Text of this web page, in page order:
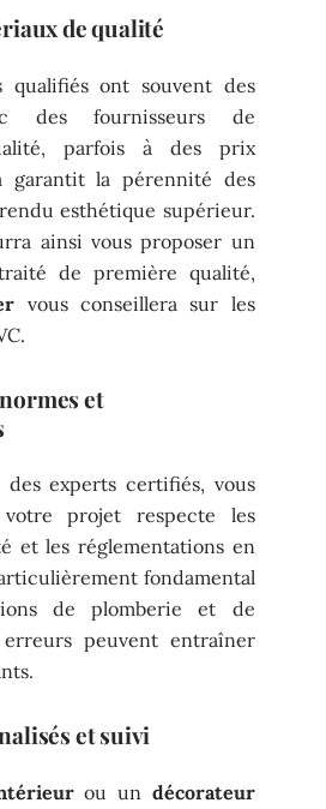
de qualité
qualifiés ont souvent des
des fournisseurs de
parfois à des prix
garantit la pérennité des
esthétique supérieur.
ainsi vous proposer un
de première qualité,
vous conseillera sur les
et
des experts certifiés, vous
projet respecte les
et les réglementations en
fondamental
de plomberie et de
peuvent entraîner
et suivi
ou un décorateur